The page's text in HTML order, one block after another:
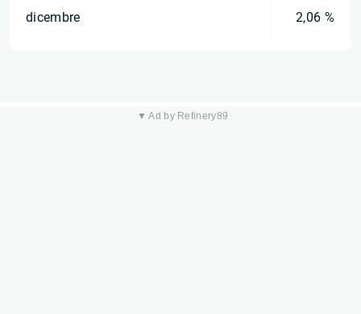
dicembre 2,06 %
▼ Ad by Refinery89